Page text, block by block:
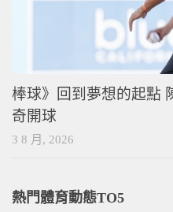
棒球》回到夢想的起點
奇開球
3 8 月, 2026
熱門體育動態TO5